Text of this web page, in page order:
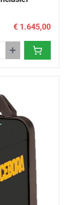
€ 1.645,00
+